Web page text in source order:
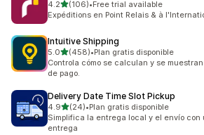
4.2de 5 estrellas
(106)
106 reseñas en total
•Free trial available
Expéditions en Point Relais & à
Intuitive Shipping
5.0de 5 estrellas
(458)
458 reseñas en total
•Plan gratis disponible
Controla cómo se calculan y se
de pago.
Delivery Date Time Slot Pickup
4.9de 5 estrellas
(24)
24 reseñas en total
•Plan gratis disponible
Simplifica la entrega local y el envío
entrega